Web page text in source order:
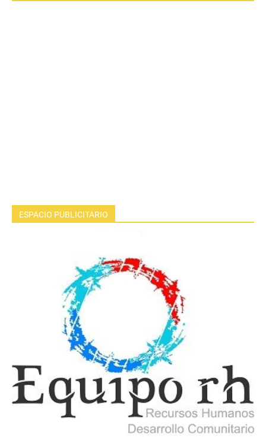
ESPACIO PUBLICITARIO